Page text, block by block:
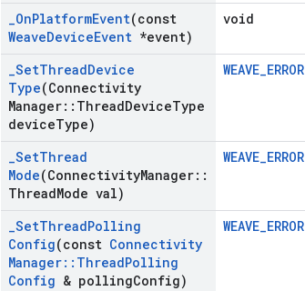
_OnPlatformEvent(const
WeaveDeviceEvent *event)
void
_SetThreadDevice
Type(Connectivity
Manager:: ThreadDeviceType
deviceType)
WEAVE_ERROR
_SetThread
Mode(ConnectivityManager::
ThreadMode val)
WEAVE_ERROR
_SetThreadPolling
Config(const Connectivity
Manager:: ThreadPolling
Config & pollingConfig)
WEAVE_ERROR